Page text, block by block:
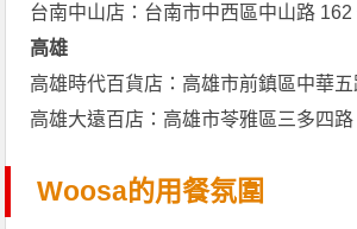
台南中山店：台南市中西區中山路 162
高雄
高雄時代百貨店：高雄市前鎮區中華五
高雄大遠百店：高雄市苓雅區三多四路
Woosa的用餐氛圍